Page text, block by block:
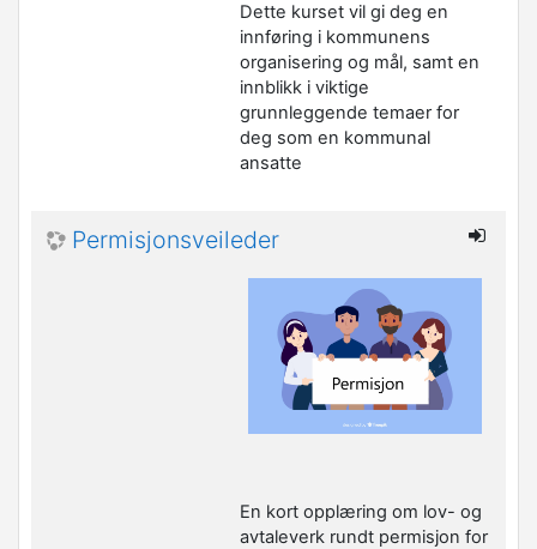
Dette kurset vil gi deg en
innføring i kommunens
organisering og mål, samt en
innblikk i viktige
grunnleggende temaer for
deg som en kommunal
ansatte
Permisjonsveileder
En kort opplæring om lov- og
avtaleverk rundt permisjon for